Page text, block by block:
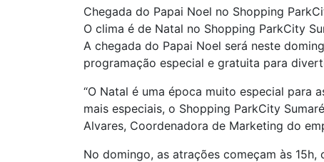
Chegada do Papai Noel no Shopping
O clima é de Natal no Shopping ParkCity
A chegada do Papai Noel será neste
programação especial e gratuita para
“O Natal é uma época muito especial para
mais especiais, o Shopping ParkCity
Alvares, Coordenadora de Marketing do
No domingo, as atrações começam às